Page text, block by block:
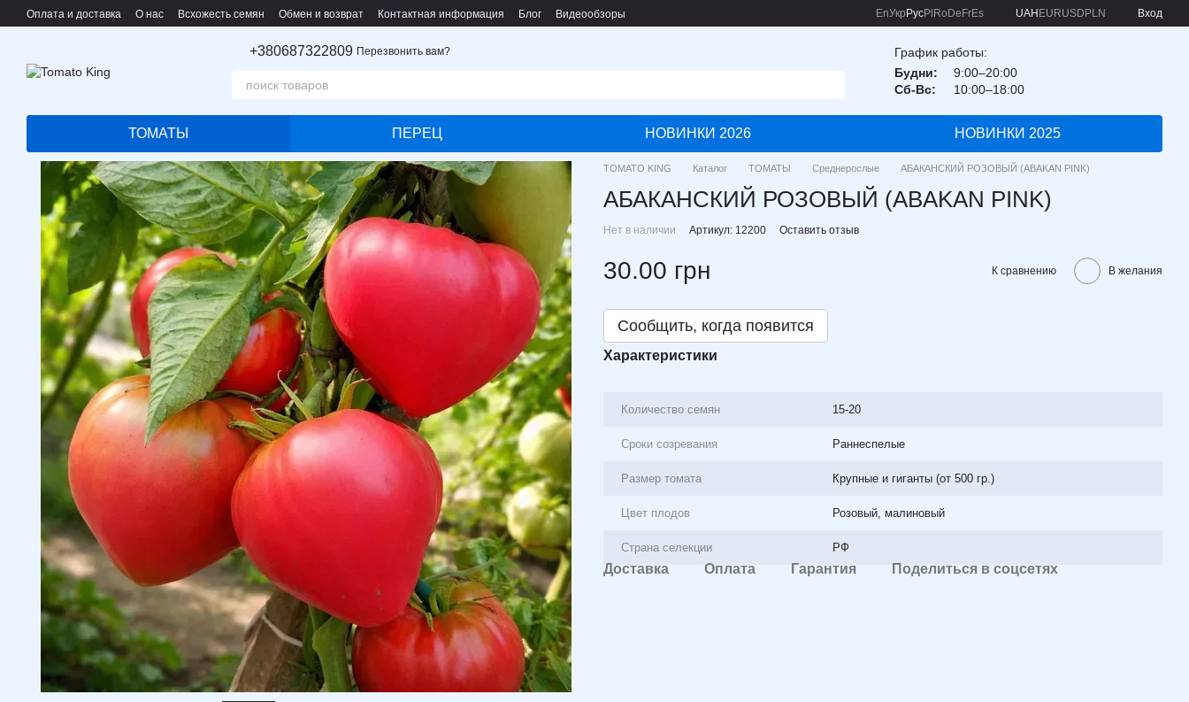
Перейти к основному контенту
Оплата и доставка О нас Всхожесть семян Обмен и возврат Контактная информация Блог
Видеообзоры
EnУкр РусPl Ro De FrEs UAH EURUSD PLN Вход
+380687322809 Перезвонить вам?
График работы:
Будни:
9:00–20:00
Сб-Вс:
10:00–18:00
ТОМАТЫ ПЕРЕЦ НОВИНКИ 2026 НОВИНКИ 2025
TOMATO KING Каталог ТОМАТЫ Среднерослые АБАКАНСКИЙ РОЗОВЫЙ (ABAKAN PINK)
АБАКАНСКИЙ РОЗОВЫЙ (ABAKAN PINK)
Нет в наличии Артикул: 12200 Оставить отзыв
30.00 грн К сравнению В желания
Сообщить, когда появится
Характеристики
Количество семян 15-20
Сроки созревания Раннеспелые
Размер томата Крупные и гиганты (от 500 гр.)
Цвет плодов Розовый, малиновый
Страна селекции РФ
Доставка Оплата Гарантия Поделиться в соцсетях